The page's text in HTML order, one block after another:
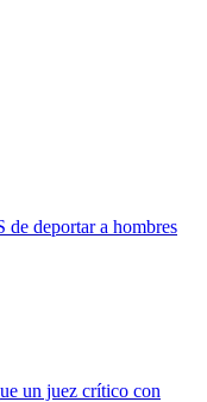
de deportar a hombres
un juez crítico con